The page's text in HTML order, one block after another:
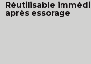
Réutilisable
après essorage